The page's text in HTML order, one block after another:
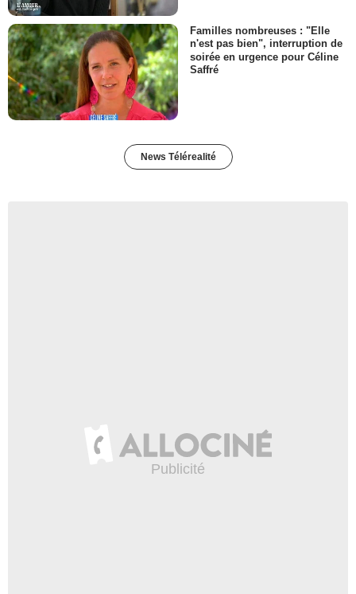
Familles nombreuses : "Elle
n'est pas bien", interruption de
soirée en urgence pour Céline
Saffré
News Télérealité